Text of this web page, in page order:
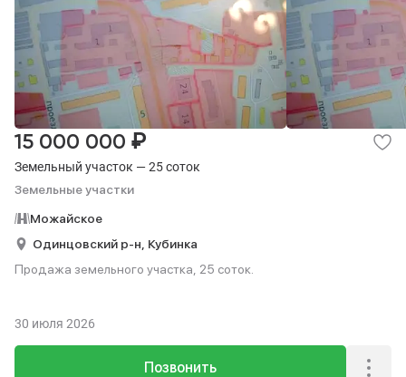
Земельный участок — 25 соток
Земельные участки
15 000 000 ₽
Можайское
Одинцовский р-н, Кубинка
Продажа земельного участка, 25 соток.
Позвонить
30 июля 2026